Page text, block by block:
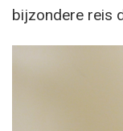
bijzondere reis